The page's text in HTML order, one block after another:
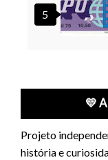
💛
Projeto
história e